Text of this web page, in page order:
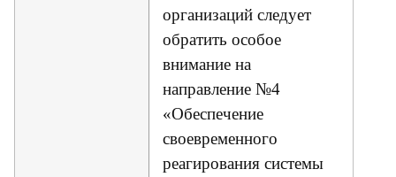
организаций следует
обратить особое
внимание на
направление №4
«Обеспечение
своевременного
реагирования системы